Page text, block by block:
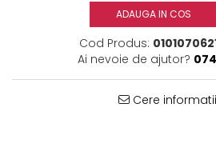
ADAUGA IN COS
Cod Produs:
Ai nevoie de ajutor?
Cere informatii